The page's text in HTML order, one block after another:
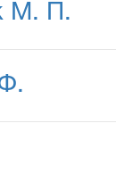
М. П.